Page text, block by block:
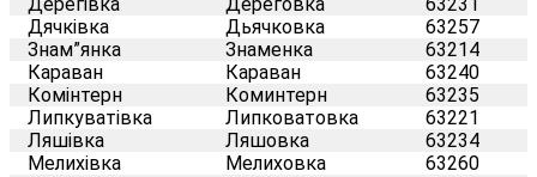
Дячківка
Дьячковка
63257
Знам”янка
Знаменка
63214
Караван
Караван
63240
Комінтерн
Коминтерн
63235
Липкуватівка
Липковатовка
63221
Ляшівка
Ляшовка
63234
Мелихівка
Мелиховка
63260